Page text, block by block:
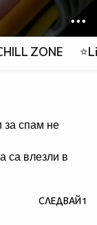
ZONE
за спам не
са влезли в
СЛЕДВАЙ1